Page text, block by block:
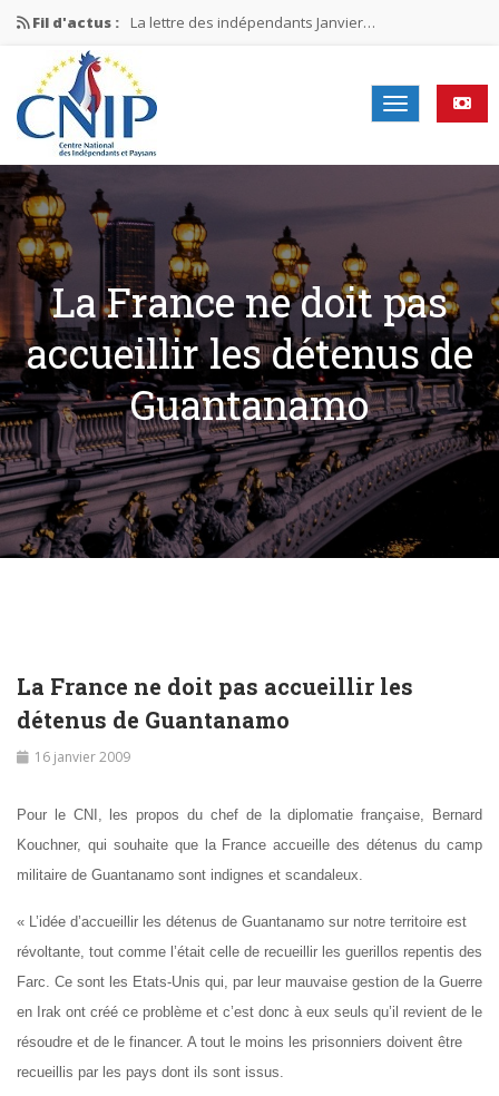
Fil d'actus : La lettre des indépendants Janvier…
La lettre des indépendants Novembre…
La lettre des indépendants Juin…
Mission nationale ÉLECTIONS MUNICIPALES 2026
La lettre des indépendants N°2-2026
La France ne doit pas
accueillir les détenus de
Guantanamo
La France ne doit pas accueillir les
détenus de Guantanamo
16 janvier 2009
Pour le CNI, les propos du chef de la diplomatie française, Bernard
Kouchner, qui souhaite que la France accueille des détenus du camp
militaire de Guantanamo sont indignes et scandaleux.
« L’idée d’accueillir les détenus de Guantanamo sur notre territoire est
révoltante, tout comme l’était celle de recueillir les guerillos repentis des
Farc. Ce sont les Etats-Unis qui, par leur mauvaise gestion de la Guerre
en Irak ont créé ce problème et c’est donc à eux seuls qu’il revient de le
résoudre et de le financer. A tout le moins les prisonniers doivent être
recueillis par les pays dont ils sont issus.